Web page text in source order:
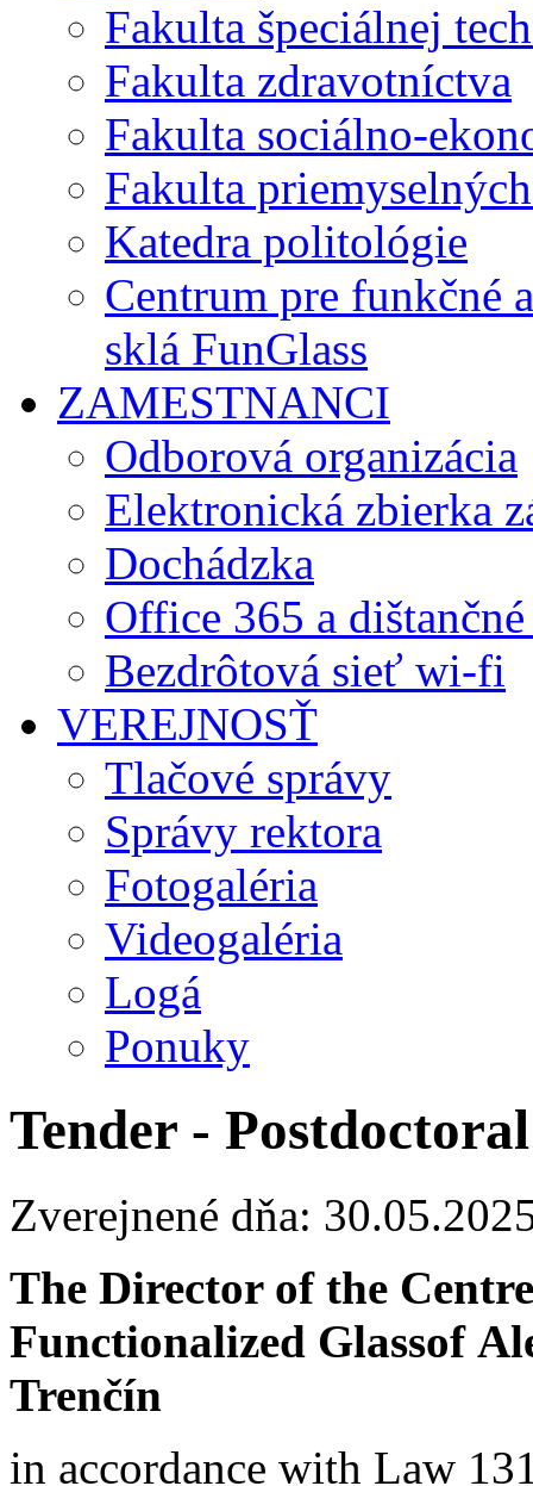
Fakulta špeciálnej
Fakulta zdravotníctva
Fakulta sociálno-
Fakulta
Katedra politológie
Centrum pre funkčné
sklá FunGlass
ZAMESTNANCI
Odborová organizácia
Elektronická zbierka
Dochádzka
Office 365 a
Bezdrôtová sieť wi-fi
VEREJNOSŤ
Tlačové správy
Správy rektora
Fotogaléria
Videogaléria
Logá
Ponuky
Tender -
Zverejnené dňa:
The Director of the
Functionalized Glassof
Trenčín
in accordance with Law